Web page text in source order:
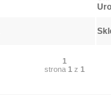
1
strona 1 z 1